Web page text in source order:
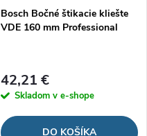
Bosch Bočné štikacie kliešte
VDE 160 mm Professional
42,21 €
Skladom v e-shope
DO KOŠÍKA